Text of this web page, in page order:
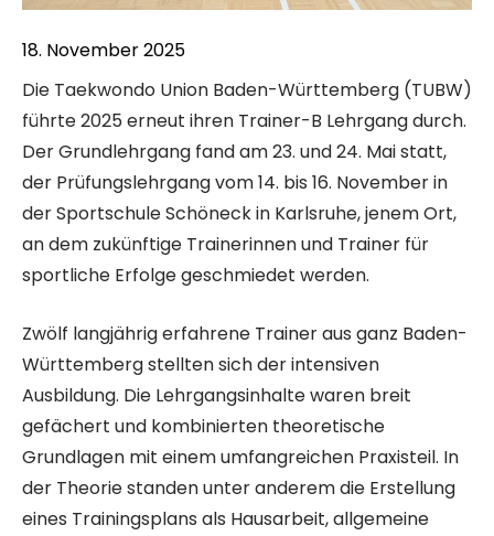
18. November 2025
Die Taekwondo Union Baden-Württemberg (TUBW)
führte 2025 erneut ihren Trainer-B Lehrgang durch.
Der Grundlehrgang fand am 23. und 24. Mai statt,
der Prüfungslehrgang vom 14. bis 16. November in
der Sportschule Schöneck in Karlsruhe, jenem Ort,
an dem zukünftige Trainerinnen und Trainer für
sportliche Erfolge geschmiedet werden.
Zwölf langjährig erfahrene Trainer aus ganz Baden-
Württemberg stellten sich der intensiven
Ausbildung. Die Lehrgangsinhalte waren breit
gefächert und kombinierten theoretische
Grundlagen mit einem umfangreichen Praxisteil. In
der Theorie standen unter anderem die Erstellung
eines Trainingsplans als Hausarbeit, allgemeine